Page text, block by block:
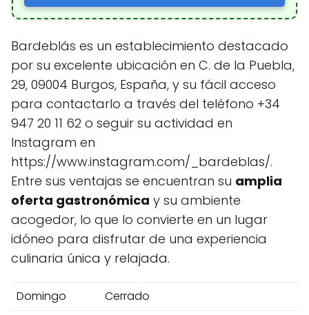
Bardeblás es un establecimiento destacado
por su excelente ubicación en C. de la Puebla,
29, 09004 Burgos, España, y su fácil acceso
para contactarlo a través del teléfono +34
947 20 11 62 o seguir su actividad en
Instagram en
https://www.instagram.com/_bardeblas/.
Entre sus ventajas se encuentran su amplia
oferta gastronómica y su ambiente
acogedor, lo que lo convierte en un lugar
idóneo para disfrutar de una experiencia
culinaria única y relajada.
Domingo
Cerrado